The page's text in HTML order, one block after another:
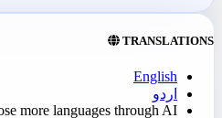
TRANSLATIONS
English
اردو
more languages through AI